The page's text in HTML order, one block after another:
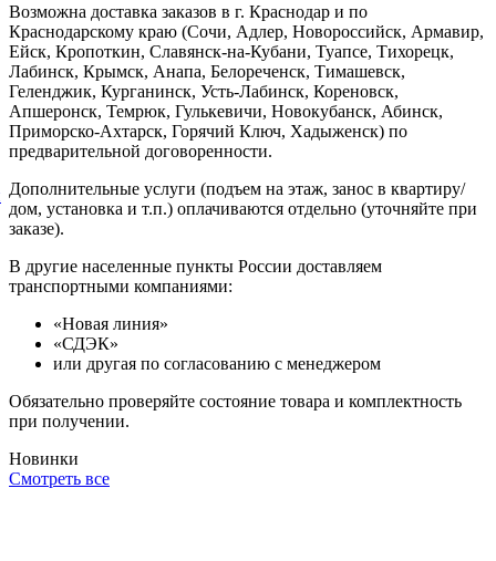
Возможна доставка заказов в г. Краснодар и по
Краснодарскому краю (Сочи, Адлер, Новороссийск, Армавир,
Ейск, Кропоткин, Славянск-на-Кубани, Туапсе, Тихорецк,
Лабинск, Крымск, Анапа, Белореченск, Тимашевск,
Геленджик, Курганинск, Усть-Лабинск, Кореновск,
Апшеронск, Темрюк, Гулькевичи, Новокубанск, Абинск,
Приморско-Ахтарск, Горячий Ключ, Хадыженск) по
предварительной договоренности.
Дополнительные услуги (подъем на этаж, занос в квартиру/
дом, установка и т.п.) оплачиваются отдельно (уточняйте при
заказе).
В другие населенные пункты России доставляем
транспортными компаниями:
«Новая линия»
«СДЭК»
или другая по согласованию с менеджером
Обязательно проверяйте состояние товара и комплектность
при получении.
Новинки
Смотреть все